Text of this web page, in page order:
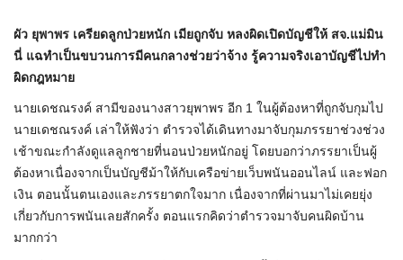
ผัว ยุพาพร เครียดลูกป่วยหนัก เมียถูกจับ หลงผิดเปิดบัญชีให้ สจ.แม่มิน
นี่ แฉทำเป็นขบวนการมีคนกลางช่วยว่าจ้าง รู้ความจริงเอาบัญชีไปทำ
ผิดกฎหมาย
นายเดชณรงค์ สามีของนางสาวยุพาพร อีก 1 ในผู้ต้องหาที่ถูกจับกุมไป
นายเดชณรงค์ เล่าให้ฟังว่า ตำรวจได้เดินทางมาจับกุมภรรยาช่วงช่วง
เช้าขณะกำลังดูแลลูกชายที่นอนป่วยหนักอยู่ โดยบอกว่าภรรยาเป็นผู้
ต้องหาเนื่องจากเป็นบัญชีม้าให้กับเครือข่ายเว็บพนันออนไลน์ และฟอก
เงิน ตอนนั้นตนเองและภรรยาตกใจมาก เนื่องจากที่ผ่านมาไม่เคยยุ่ง
เกี่ยวกับการพนันเลยสักครั้ง ตอนแรกคิดว่าตำรวจมาจับคนผิดบ้าน
มากกว่า